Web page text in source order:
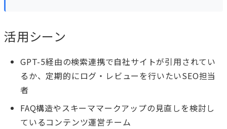
活用シーン
GPT-5経由の検索連携で自社サイトが引用されてい
るか、定期的にログ・レビューを行いたいSEO担当
者
FAQ構造やスキーママークアップの見直しを検討し
ているコンテンツ運営チーム